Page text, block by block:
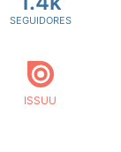
SEGUIDORES